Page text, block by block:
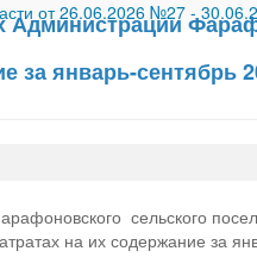
от 26.06.2026 №27 -
за январь-сентябрь
сельского
на их содержание за